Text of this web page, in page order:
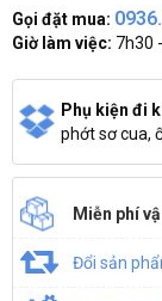
Gọi đặt mua:
Giờ làm việc: 7h30
Phụ kiện đi
phớt sơ cua,
Miễn phí
Đổi sản